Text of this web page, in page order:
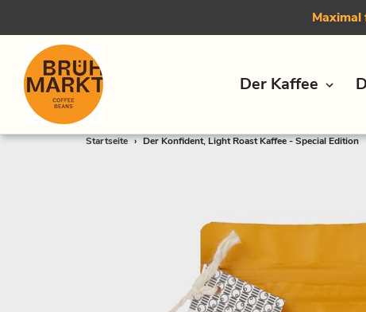
Direkt
Der Kaffee
Startseite › Der Konfident, Light Roast Kaffee - Special Edition